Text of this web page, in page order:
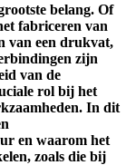
belang. Of
fabriceren van
van een drukvat,
zijn
van de
rol bij het
In dit
en waarom het
zoals die bij